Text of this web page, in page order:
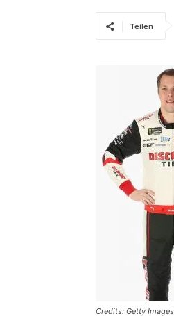
Teilen
Credits: Getty Images